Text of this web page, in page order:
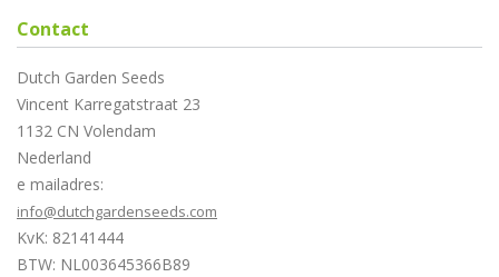
Contact
Dutch Garden Seeds
Vincent Karregatstraat 23
1132 CN Volendam
Nederland
e mailadres:
info@dutchgardenseeds.com
KvK: 82141444
BTW: NL003645366B89